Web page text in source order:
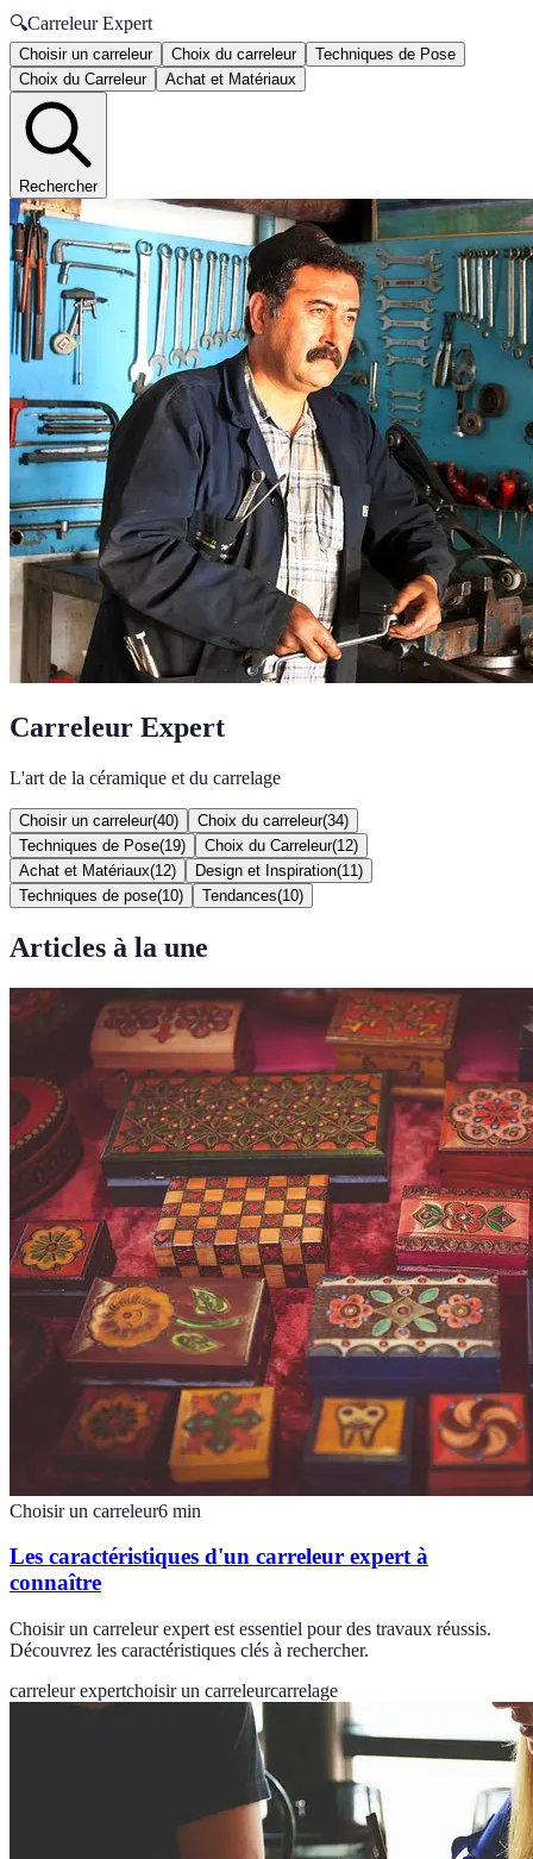
🔍Carreleur Expert
Choisir un carreleur Choix du carreleur
Techniques de Pose
Choix du Carreleur
Achat et Matériaux
Rechercher
Carreleur Expert
L'art de la céramique et du carrelage
Choisir un carreleur(40) Choix du carreleur(34)
Techniques de Pose(19) Choix du Carreleur(12)
Achat et Matériaux(12) Design et Inspiration(11 )
Techniques de pose(10) Tendances(10)
Articles à la une
Choisir un carreleur6 min
Les caractéristiques d'un carreleur expert à
connaître
Choisir un carreleur expert est essentiel pour des travaux réussis.
Découvrez les caractéristiques clés à rechercher.
carreleur expertchoisir un carreleurcarrelage